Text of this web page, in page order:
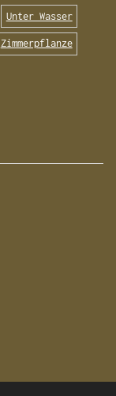
Unter Wasser
Zimmerpflanze